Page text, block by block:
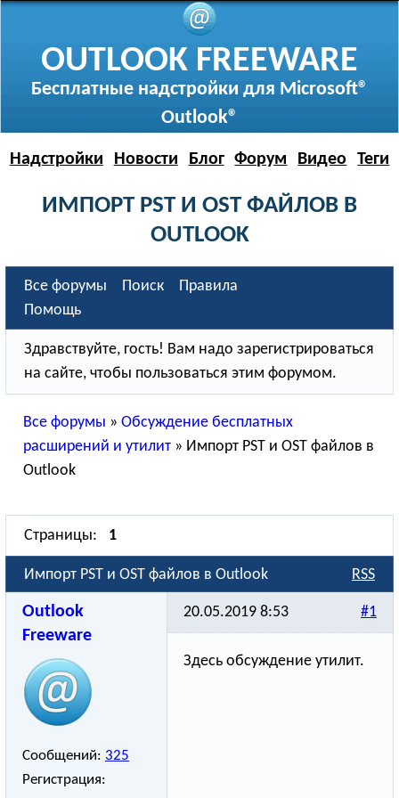
OUTLOOK FREEWARE
Бесплатные надстройки для Microsoft®
Outlook®
Надстройки Новости Блог Форум Видео Теги
ИМПОРТ PST И OST ФАЙЛОВ В
OUTLOOK
Все форумы Поиск
Правила
Помощь
Здравствуйте, гость! Вам надо зарегистрироваться
на сайте, чтобы пользоваться этим форумом.
Все форумы »Обсуждение бесплатных
расширений и утилит » Импорт PST и OST файлов в
Outlook
Страницы: 1
RSS
Импорт PST и OST файлов в Outlook
Outlook
Freeware
Сообщений: 325
Регистрация:
#1
20.05.2019 8:53
Здесь обсуждение утилит.